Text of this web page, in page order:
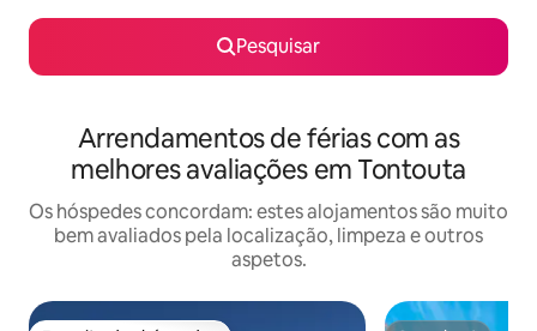
Pesquisar
Arrendamentos de férias com as
melhores avaliações em Tontouta
Os hóspedes concordam: estes alojamentos são muito
bem avaliados pela localização, limpeza e outros
aspetos.